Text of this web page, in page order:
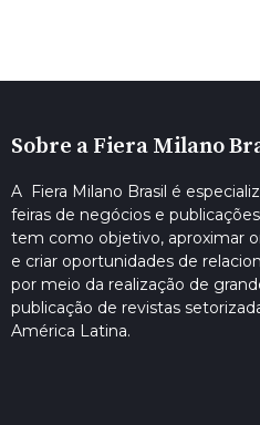
Sobre a Fiera Milano
A Fiera Milano Brasil é
feiras de negócios e
tem como objetivo, aproximar
e criar oportunidades de
por meio da realização de
publicação de revistas
América Latina.